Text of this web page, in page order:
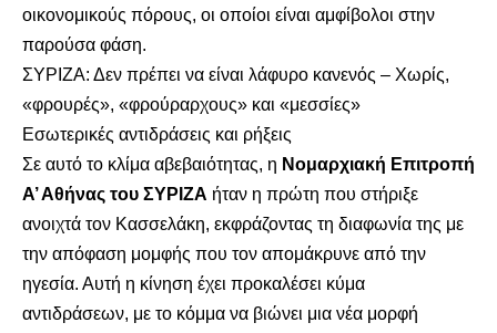
οικονομικούς πόρους, οι οποίοι είναι αμφίβολοι στην
παρούσα φάση.
ΣΥΡΙΖΑ: Δεν πρέπει να είναι λάφυρο κανενός – Χωρίς,
«φρουρές», «φρούραρχους» και «μεσσίες»
Εσωτερικές αντιδράσεις και ρήξεις
Σε αυτό το κλίμα αβεβαιότητας, η Νομαρχιακή Επιτροπή
Α’ Αθήνας του ΣΥΡΙΖΑ ήταν η πρώτη που στήριξε
ανοιχτά τον Κασσελάκη, εκφράζοντας τη διαφωνία της με
την απόφαση μομφής που τον απομάκρυνε από την
ηγεσία. Αυτή η κίνηση έχει προκαλέσει κύμα
αντιδράσεων, με το κόμμα να βιώνει μια νέα μορφή